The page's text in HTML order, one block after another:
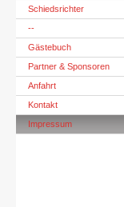
Schiedsrichter
--
Gästebuch
Partner & Sponsoren
Anfahrt
Kontakt
Impressum